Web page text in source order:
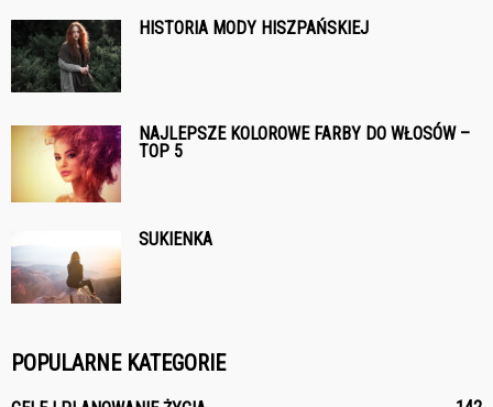
HISTORIA MODY HISZPAŃSKIEJ
NAJLEPSZE KOLOROWE FARBY DO WŁOSÓW –
TOP 5
SUKIENKA
POPULARNE KATEGORIE